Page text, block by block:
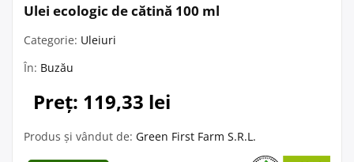
Ulei ecologic de cătină 100 ml
Categorie: Uleiuri
În: Buzău
Preț: 119,33 lei
Produs și vândut de: Green First Farm S.R.L.